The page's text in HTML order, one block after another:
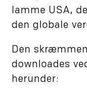
lamme USA,
den globale
Den
downloades
herunder: